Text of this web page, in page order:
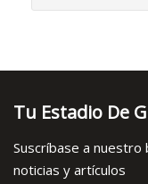
Tu Estadio De
Suscríbase a nuestro
noticias y artículos